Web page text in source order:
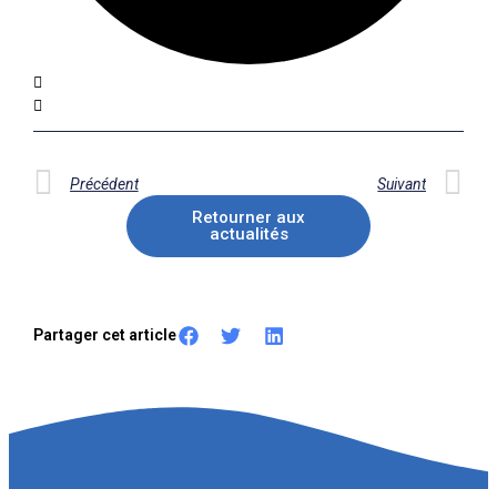
Précédent Suivant
Retourner aux
actualités
Partager cet article